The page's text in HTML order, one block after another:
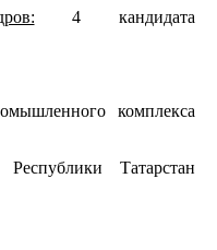
4 кандидата
комплекса
Татарстан